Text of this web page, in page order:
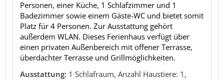
Personen, einer Küche, 1 Schlafzimmer und 1
Badezimmer sowie einem Gäste-WC und bietet somit
Platz für 4 Personen. Zur Ausstattung gehört
außerdem WLAN. Dieses Ferienhaus verfügt über
einen privaten Außenbereich mit offener Terrasse,
überdachter Terrasse und Grillmöglichkeiten.
Ausstattung: 1 Schlafraum, Anzahl Haustiere: 1,